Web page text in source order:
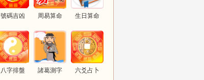
號碼吉凶 周易算命 生日算命
八字排盤 諸葛測字 六爻占卜